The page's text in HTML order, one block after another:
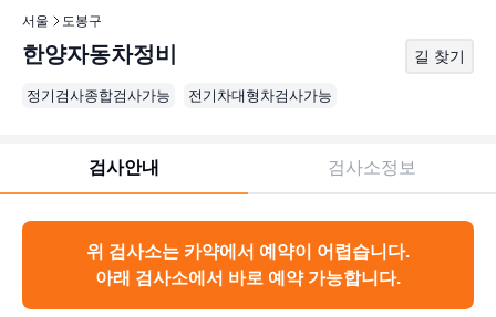
서울 도봉구
한양자동차정비 길 찾기
정기검사종합검사가능 전기차대형차검사가능
검사안내 검사소정보
위 검사소는 카약에서 예약이 어렵습니다.
아래 검사소에서 바로 예약 가능합니다.